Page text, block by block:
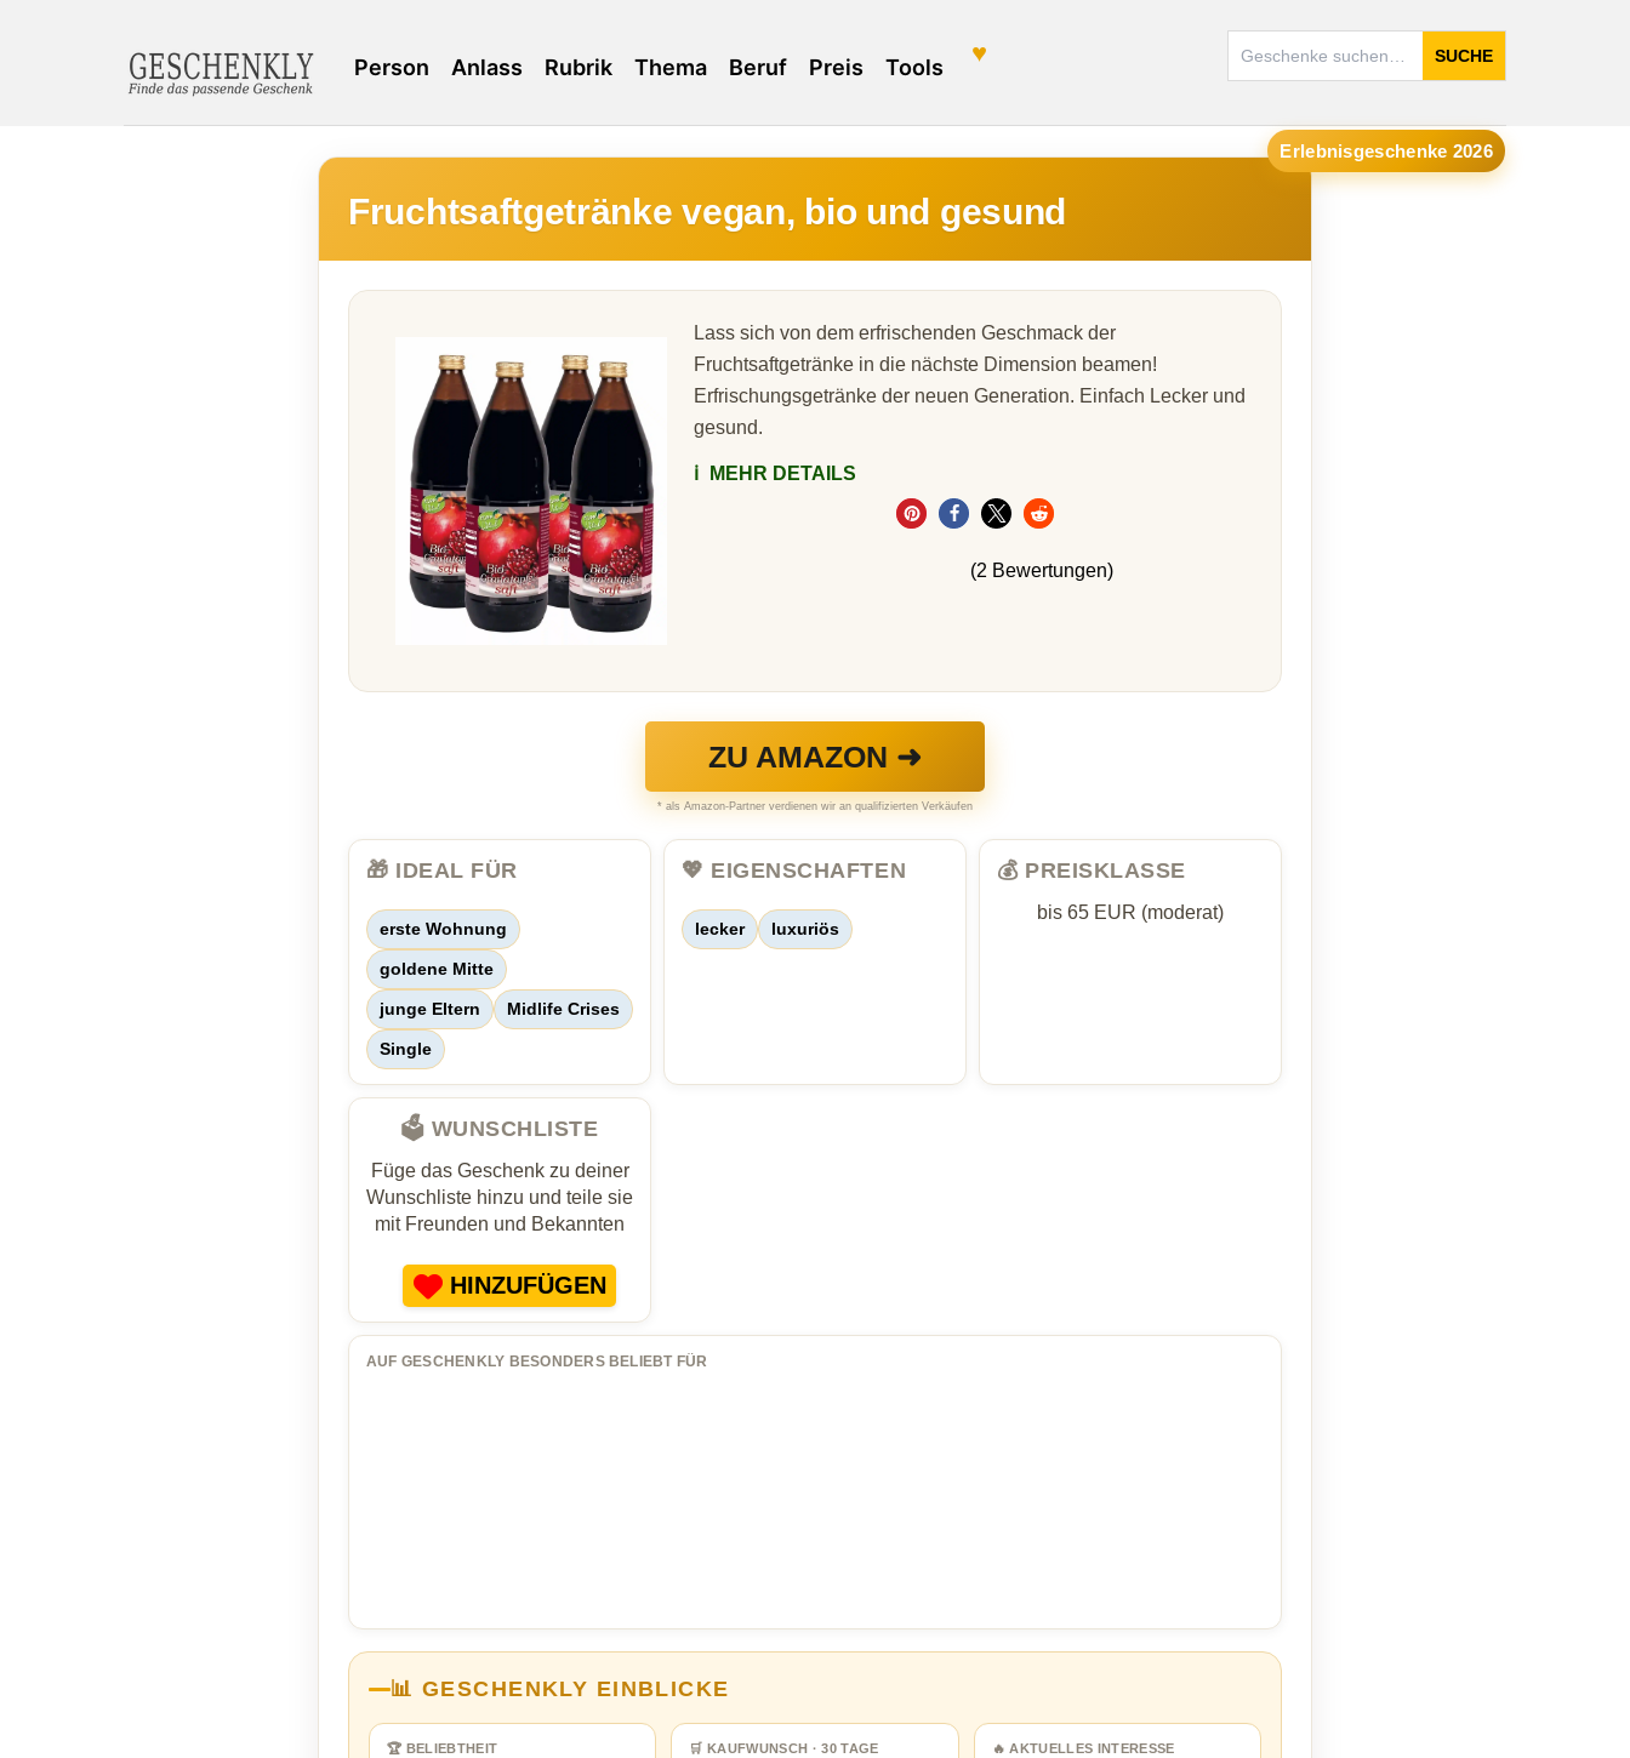
SUCHE
Person Anlass Rubrik Thema Beruf Preis Tools
Erlebnisgeschenke 2026
♥
Fruchtsaftgetränke vegan, bio und gesund
Lass sich von dem erfrischenden Geschmack der
Fruchtsaftgetränke in die nächste Dimension beamen!
Erfrischungsgetränke der neuen Generation. Einfach Lecker und
gesund.
ℹ️ MEHR DETAILS
(2 Bewertungen)
ZU AMAZON ➜
* als Amazon-Partner verdienen wir an qualifizierten Verkäufen
🎁 IDEAL FÜR
erste Wohnung
goldene Mitte
junge Eltern Midlife Crises
Single
💖 EIGENSCHAFTEN
lecker luxuriös
💰 PREISKLASSE
bis 65 EUR (moderat)
🗳️ WUNSCHLISTE
Füge das Geschenk zu deiner
Wunschliste hinzu und teile sie
mit Freunden und Bekannten
HINZUFÜGEN
AUF GESCHENKLY BESONDERS BELIEBT FÜR
📊 GESCHENKLY EINBLICKE
🏆 BELIEBTHEIT 🛒 KAUFWUNSCH · 30 TAGE 🔥 AKTUELLES INTERESSE